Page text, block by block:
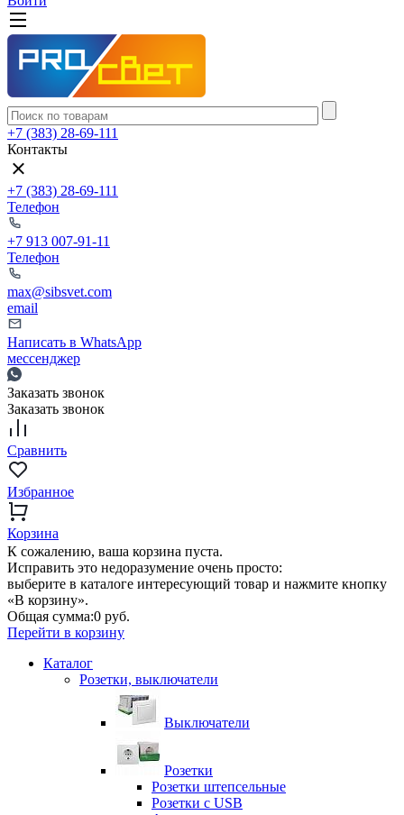
+7 (383) 28-69-111
Контакты
+7 (383) 28-69-111
Телефон
+7 913 007-91-11
Телефон
max@sibsvet.com
email
Написать в WhatsApp
мессенджер
Заказать звонок
Заказать звонок
Сравнить
Избранное
Корзина
К сожалению, ваша корзина пуста.
Исправить это недоразумение очень просто:
выберите в каталоге интересующий товар и нажмите кнопку
«В корзину».
Общая сумма:0 руб.
Перейти в корзину
Каталог
Розетки, выключатели
Выключатели
Розетки
Розетки штепсельные
Розетки с USB